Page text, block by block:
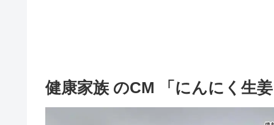
健康家族 のCM 「にんにく生